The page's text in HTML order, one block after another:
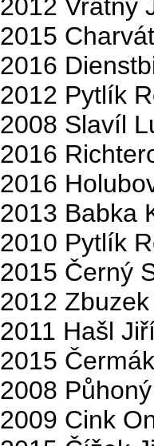
2012 Vrátný
2015
2016
2012 Pytlík
2008 Slavíl
2016
2016
2013 Babka
2010 Pytlík
2015 Černý
2012
2011 Hašl
2015
2008
2009 Cink